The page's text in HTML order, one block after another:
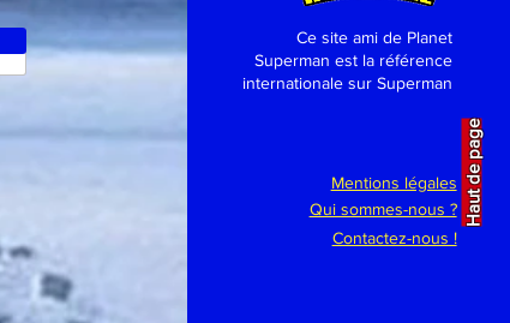
Haut de page
Ce site ami de Planet
Superman est la référence
internationale sur Superman
Mentions légales
Qui sommes-nous ?
Contactez-nous !